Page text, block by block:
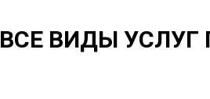
ВСЕ ВИДЫ